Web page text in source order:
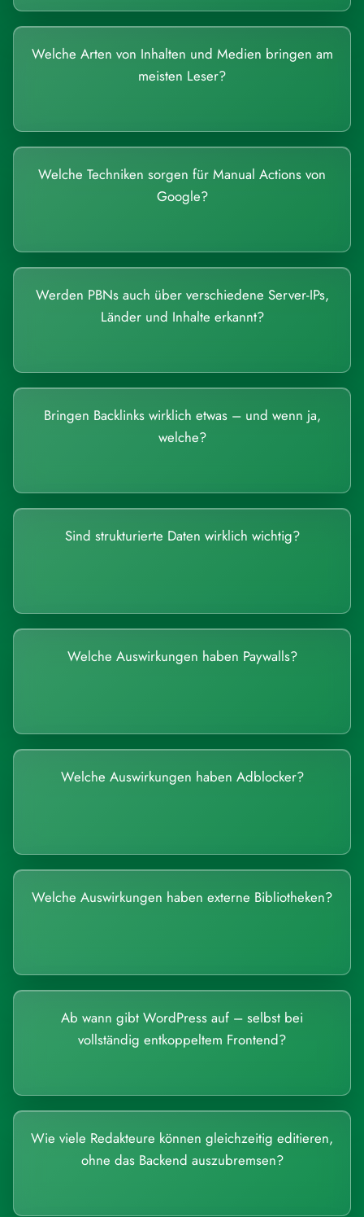
Welche Arten von Inhalten und Medien bringen am
meisten Leser?
Welche Techniken sorgen für Manual Actions von
Google?
Werden PBNs auch über verschiedene Server-IPs,
Länder und Inhalte erkannt?
Bringen Backlinks wirklich etwas – und wenn ja,
welche?
Sind strukturierte Daten wirklich wichtig?
Welche Auswirkungen haben Paywalls?
Welche Auswirkungen haben Adblocker?
Welche Auswirkungen haben externe Bibliotheken?
Ab wann gibt WordPress auf – selbst bei
vollständig entkoppeltem Frontend?
Wie viele Redakteure können gleichzeitig editieren,
ohne das Backend auszubremsen?